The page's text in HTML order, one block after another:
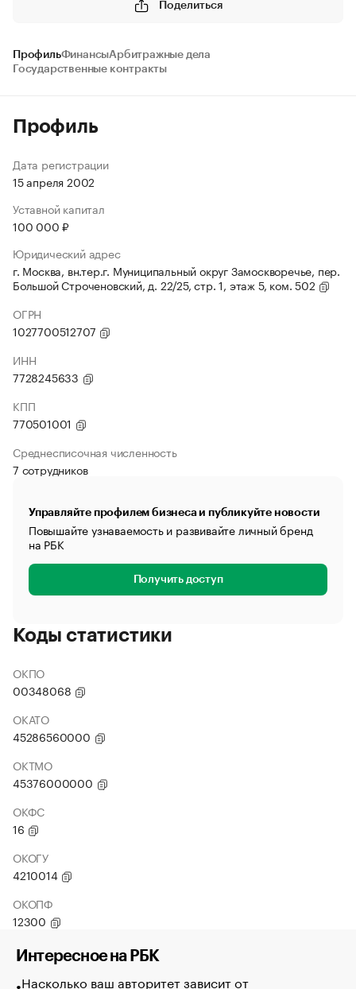
Поделиться
ПрофильФинансыАрбитражные дела
Государственные контракты
Профиль
Дата регистрации
15 апреля 2002
Уставной капитал
100 000 ₽
Юридический адрес
г. Москва, вн.тер.г. Муниципальный округ Замоскворечье, пер.
Большой Строченовский, д. 22/25, стр. 1, этаж 5, ком. 502
ОГРН
1027700512707
ИНН
7728245633
КПП
770501001
Среднесписочная численность
7 сотрудников
Управляйте профилем бизнеса и публикуйте новости
Повышайте узнаваемость и развивайте личный бренд
на РБК
Получить доступ
Коды статистики
ОКПО
00348068
ОКАТО
45286560000
ОКТМО
45376000000
ОКФС
16
ОКОГУ
4210014
ОКОПФ
12300
Интересное на РБК
Насколько ваш авторитет зависит от